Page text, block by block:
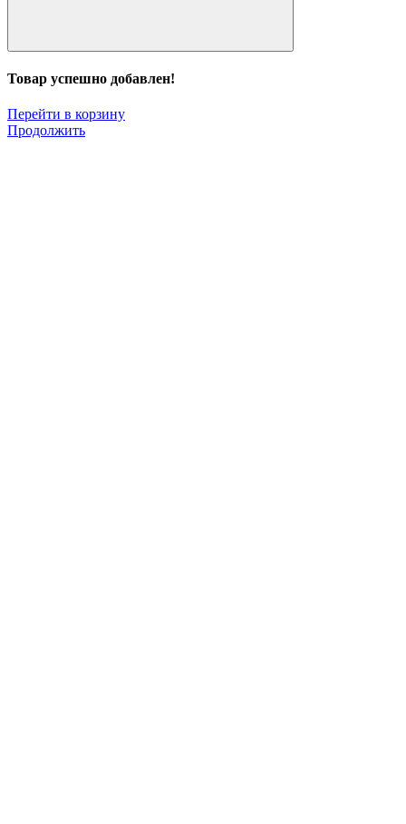
Товар успешно добавлен!
Перейти в корзину
Продолжить